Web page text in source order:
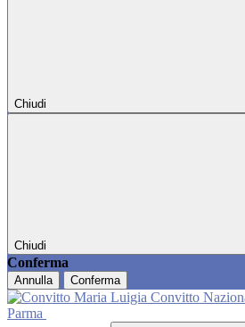
Chiudi
Chiudi
Conferma
Annulla Conferma
Convitto
Parma